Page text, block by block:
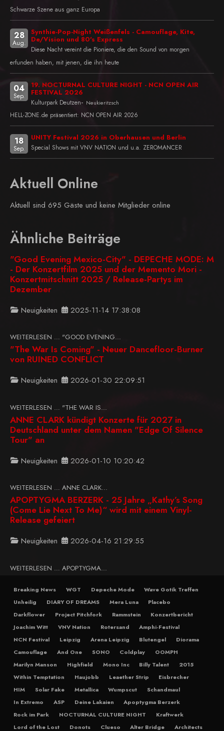
Schwarze Szene aus ganz Europa
28
Aug.
Synthie-Pop-Night Weißenfels - Camouflage, Kite,
De/Vision und 80's Express
Diese Nacht vereint die Pioniere, die den Sound von morgen
erfunden haben, mit jenen, die ihn heute
04
Sep.
19. NOCTURNAL CULTURE NIGHT - NCN OPEN AIR
FESTIVAL 2026
Kulturpark Deutzen- Neukieritzsch
HELL-ZONE.de präsentiert: NCN OPEN AIR 2026
18
Sep.
UNITY Festival 2026 in Oberhausen und Berlin
Special Shows mit VNV NATION und u.a. ZEROMANCER
Aktuell Online
Aktuell sind 695 Gäste und keine Mitglieder online
Ähnliche Beiträge
"Good Evening Mexico-City" - DEPECHE MODE: M
- Der Konzertfilm 2025 und der Memento Mori -
Konzertmitschnitt 2025 / Release-Partys im
Dezember
Neuigkeiten 2025-11-14 17:38:08
WEITERLESEN … "GOOD EVENING...
"The War Is Coming" - Neuer Dancefloor-Burner
von RUINED CONFLICT
Neuigkeiten 2026-01-30 22:09:51
WEITERLESEN … "THE WAR IS...
ANNE CLARK kündigt Konzerte für 2027 in
Deutschland unter dem Namen "Edge Of Silence
Tour" an
Neuigkeiten 2026-01-10 10:20:42
WEITERLESEN … ANNE CLARK...
APOPTYGMA BERZERK - 25 Jahre „Kathy’s Song
(Come Lie Next To Me)“ wird mit einem Vinyl-
Release gefeiert
Neuigkeiten 2026-04-16 21:29:55
WEITERLESEN … APOPTYGMA...
Breaking News WGT Depeche Mode
Wave Gotik Treffen
Unheilig
DIARY OF DREAMS Mera Luna
Placebo
Darkflower
Project Pitchfork Rammstein
Konzertbericht
Joachim Witt
VNV Nation Rotersand
Amphi-Festival
NCN Festival
Leipzig Arena Leipzig Blutengel
Diorama
Camouflage
And One SONO Coldplay
OOMPH
Marilyn Manson
Highfield Mono Inc Billy Talent
2015
Within Temptation
Haujobb Leaether Strip
Eisbrecher
HIM
Solar Fake Metallica Wumpscut
Schandmaul
In Extremo
ASP Deine Lakaien
Apoptygma Berzerk
Rock im Park
NOCTURNAL CULTURE NIGHT
Kraftwerk
Lord of the Lost
Donots Clueso Alter Bridge Architects